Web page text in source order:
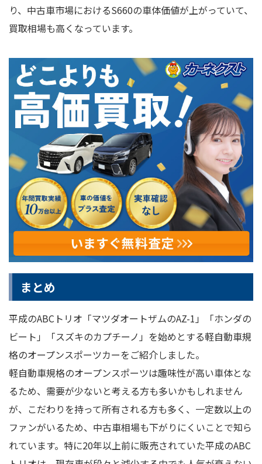
り、中古車市場におけるS660の車体価値が上がっていて、
買取相場も高くなっています。
まとめ
平成のABCトリオ「マツダオートザムのAZ-1」「ホンダの
ビート」「スズキのカプチーノ」を始めとする軽自動車規
格のオープンスポーツカーをご紹介しました。
軽自動車規格のオープンスポーツは趣味性が高い車体とな
るため、需要が少ないと考える方も多いかもしれません
が、こだわりを持って所有される方も多く、一定数以上の
ファンがいるため、中古車相場も下がりにくいことで知ら
れています。特に20年以上前に販売されていた平成のABC